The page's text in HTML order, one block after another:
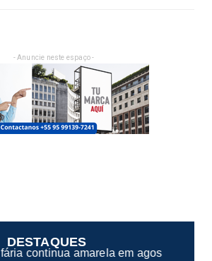
- Anuncie neste espaço -
DESTAQUES
● Portal de Serviços da PF